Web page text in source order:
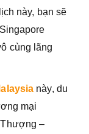
này, bạn sẽ
cùng lãng
này, du
mại
–